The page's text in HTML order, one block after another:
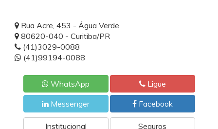
Rua Acre, 453 - Água Verde
80620-040 - Curitiba/PR
(41)3029-0088
(41)99194-0088
WhatsApp Ligue
Messenger Facebook
Institucional Seguros